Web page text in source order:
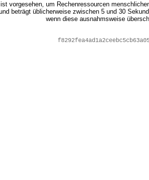
vorgesehen, um Rechenressourcen
beträgt üblicherweise zwischen 5 und 30
wenn diese ausnahmsweise